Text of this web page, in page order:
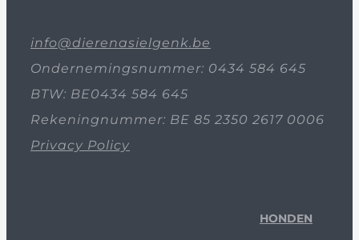
info@dierenasielgenk.be
Ondernemingsnummer: 0434 584 645
BTW: BE0434 584 645
Rekeningnummer: BE 85 2350 2617 0006
Privacy Policy
HONDEN